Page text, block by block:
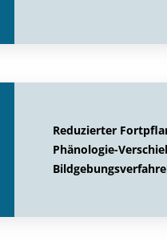
Reduzierter
Phänologie-